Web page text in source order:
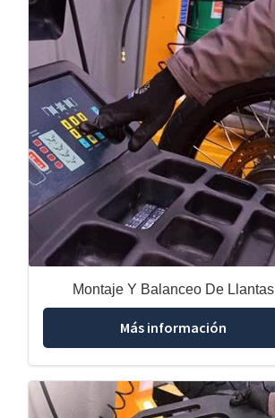
Montaje Y Balanceo De Llantas
Más información